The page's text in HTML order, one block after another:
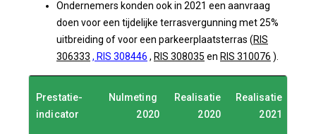
Ondernemers konden ook in 2021 een aanvraag
doen voor een tijdelijke terrasvergunning met 25%
uitbreiding of voor een parkeerplaatsterras (RIS
306333 , RIS 308446 , RIS 308035 en RIS 310076 ).
Prestatie-
indicator
Nulmeting
2020
Realisatie
2020
Realisatie
2021